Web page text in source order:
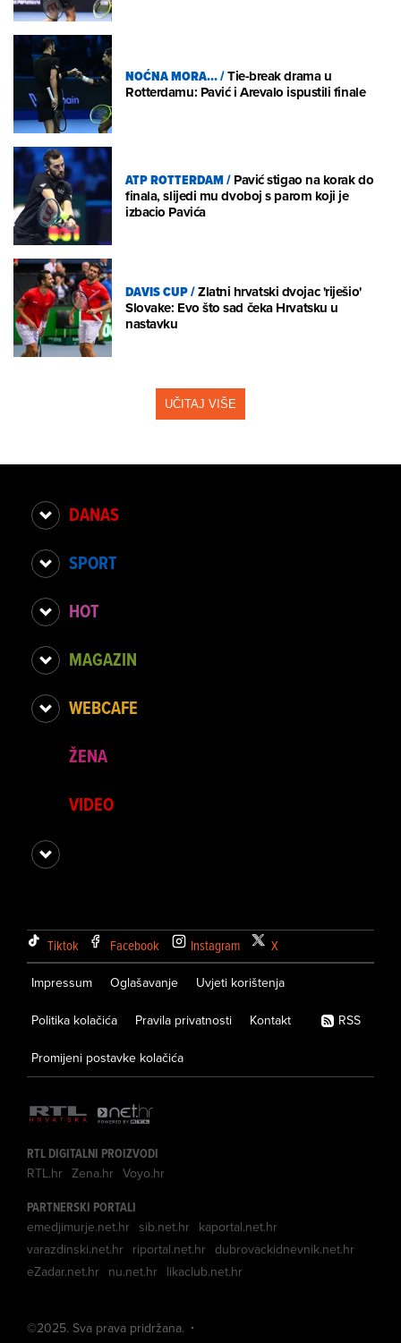
NOĆNA MORA.../Tie-break drama u
Rotterdamu: Pavić i Arevalo ispustili finale
ATP ROTTERDAM/Pavić stigao na korak do
finala, slijedi mu dvoboj s parom koji je
izbacio Pavića
DAVIS CUP/Zlatni hrvatski dvojac 'riješio'
Slovake: Evo što sad čeka Hrvatsku u
nastavku
UČITAJ VIŠE
DANAS
SPORT
HOT
MAGAZIN
WEBCAFE
ŽENA
VIDEO
Tiktok Facebook Instagram X
Impressum Oglašavanje Uvjeti korištenja
Politika kolačića Pravila privatnosti Kontakt
Promijeni postavke kolačića
RSS
RTL DIGITALNI PROIZVODI
RTL.hr Zena.hr Voyo.hr
PARTNERSKI PORTALI
emedjimurje.net.hr sib.net.hr kaportal.net.hr
varazdinski.net.hr riportal.net.hr dubrovackidnevnik.net.hr
eZadar.net.hr nu.net.hr likaclub.net.hr
©2025. Sva prava pridržana.